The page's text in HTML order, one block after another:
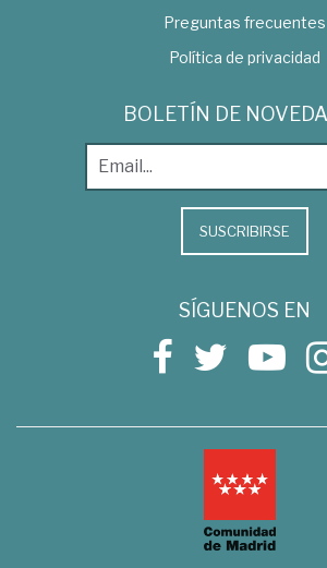
Preguntas frecuentes
Política de privacidad
BOLETÍN DE
SUSCRIBIRSE
SÍGUENOS EN